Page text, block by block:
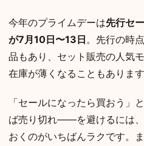
今年のプライムデーは先行セ
が7月10日〜13日。先行の時
品もあり、セット販売の人気
在庫が薄くなることもあります
「セールになったら買おう」
ば売り切れ——を避けるには
おくのがいちばんラクです。